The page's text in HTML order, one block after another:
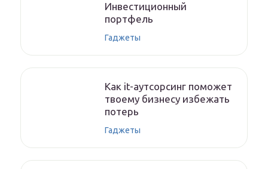
Инвестиционный
портфель
Гаджеты
Как it-аутсорсинг поможет
твоему бизнесу избежать
потерь
Гаджеты